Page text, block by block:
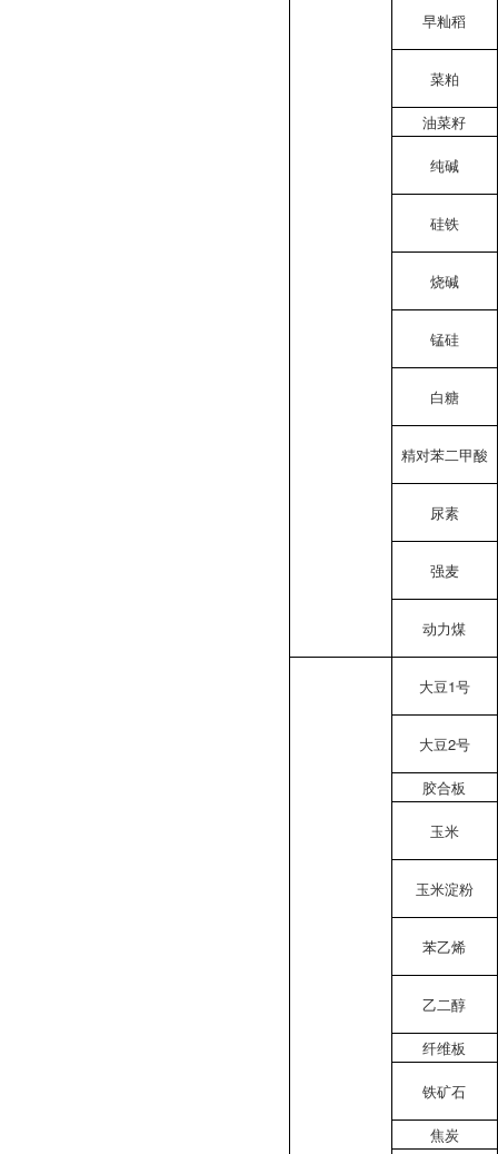
早籼稻
菜粕
油菜籽
纯碱
硅铁
烧碱
锰硅
白糖
精对苯二甲酸
尿素
强麦
动力煤
大豆1号
大豆2号
胶合板
玉米
玉米淀粉
苯乙烯
乙二醇
纤维板
铁矿石
焦炭